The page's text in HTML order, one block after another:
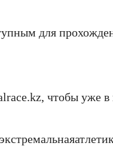
для
чтобы уже